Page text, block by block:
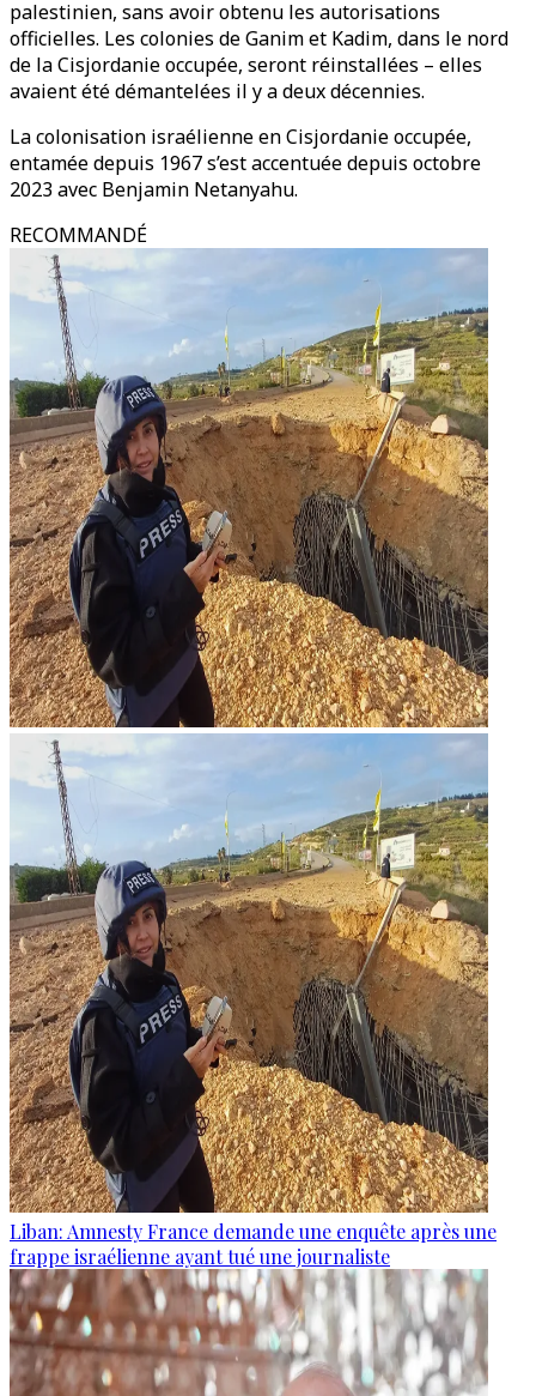
palestinien, sans avoir obtenu les autorisations
officielles. Les colonies de Ganim et Kadim, dans le nord
de la Cisjordanie occupée, seront réinstallées – elles
avaient été démantelées il y a deux décennies.
La colonisation israélienne en Cisjordanie occupée,
entamée depuis 1967 s’est accentuée depuis octobre
2023 avec Benjamin Netanyahu.
RECOMMANDÉ
Liban: Amnesty France demande une enquête après une
frappe israélienne ayant tué une journaliste